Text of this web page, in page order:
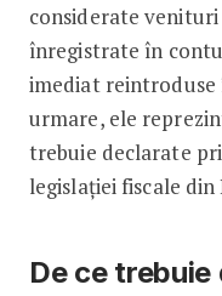
considerate venituri
înregistrate în
imediat
urmare, ele
trebuie declarate
legislației fiscale din
De ce